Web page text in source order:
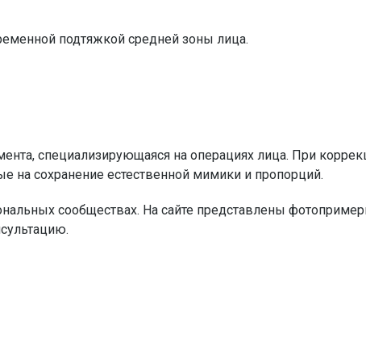
подтяжкой средней зоны лица.
специализирующаяся на операциях лица. При
на сохранение естественной мимики и пропорций.
сообществах. На сайте представлены